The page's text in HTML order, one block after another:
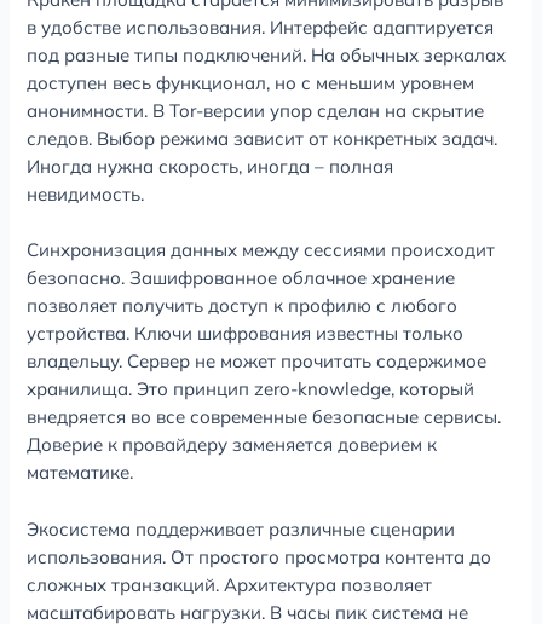
в удобстве использования. Интерфейс адаптируется
под разные типы подключений. На обычных зеркалах
доступен весь функционал, но с меньшим уровнем
анонимности. В Tor-версии упор сделан на скрытие
следов. Выбор режима зависит от конкретных задач.
Иногда нужна скорость, иногда – полная
невидимость.
Синхронизация данных между сессиями происходит
безопасно. Зашифрованное облачное хранение
позволяет получить доступ к профилю с любого
устройства. Ключи шифрования известны только
владельцу. Сервер не может прочитать содержимое
хранилища. Это принцип zero-knowledge, который
внедряется во все современные безопасные сервисы.
Доверие к провайдеру заменяется доверием к
математике.
Экосистема поддерживает различные сценарии
использования. От простого просмотра контента до
сложных транзакций. Архитектура позволяет
масштабировать нагрузки. В часы пик система не